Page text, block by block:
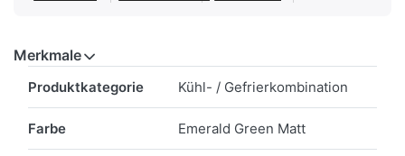
Merkmale
Produktkategorie Kühl- / Gefrierkombination
Farbe Emerald Green Matt